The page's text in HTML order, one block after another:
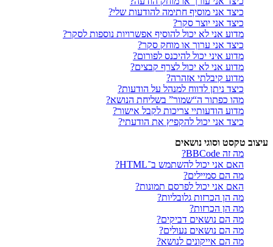
כיצד אני מוסיף חתימה להודעות שלי?
כיצד אני יוצר סקר?
מדוע אני לא יכול להוסיף אפשרויות נוספות לסקר?
כיצד אני ערוך או מוחק סקר?
מדוע איני יכול להיכנס לפורום?
מדוע אני לא יכול לצרף קבצים?
מדוע קיבלתי אזהרה?
כיצד ניתן לדווח למנהל על הודעות?
מהו כפתור ה“שמור” בשליחת הנושא?
מדוע הודעותיי צריכות לקבל אישור?
כיצד אני יכול להקפיץ את הודעתי?
עיצוב טקסט וסוגי נושאים
מה זה BBCode?
האם אני יכול להשתמש ב־HTML?
מה הם סמיילים?
האם אני יכול לפרסם תמונות?
מה הן הכרזות גלובליות?
מה הן הכרזות?
מה הם נושאים דביקים?
מה הם נושאים נעולים?
מה הם אייקונים לנושא?